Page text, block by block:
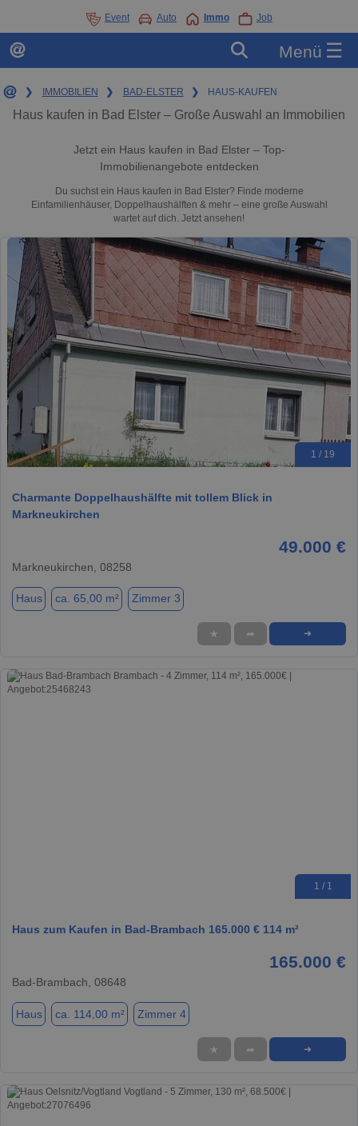
Event Auto Immo Job
Menü ☰
❯ IMMOBILIEN ❯ BAD-ELSTER ❯ HAUS-KAUFEN
Haus kaufen in Bad Elster – Große Auswahl an Immobilien
Jetzt ein Haus kaufen in Bad Elster – Top-
Immobilienangebote entdecken
Du suchst ein Haus kaufen in Bad Elster? Finde moderne
Einfamilienhäuser, Doppelhaushälften & mehr – eine große Auswahl
wartet auf dich. Jetzt ansehen!
1 / 19
Charmante Doppelhaushälfte mit tollem Blick in
Markneukirchen
49.000 €
Markneukirchen, 08258
Haus ca. 65,00 m² Zimmer 3
★ ➦ ➜
1 / 1
Haus zum Kaufen in Bad-Brambach 165.000 € 114 m²
165.000 €
Bad-Brambach, 08648
Haus ca. 114,00 m² Zimmer 4
★ ➦ ➜